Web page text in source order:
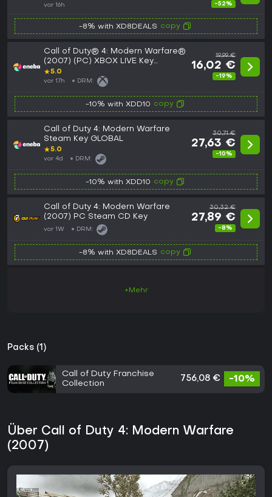
vor 16h -52%
-8% with XD8DEALS copy
Call of Duty® 4: Modern Warfare®
(2007) (PC) XBOX LIVE Key
EUROPE
★5.0
vor 17h DRM:
19,99 €
16,02 €
-19%
-10% with XDD10 copy
Call of Duty 4: Modern Warfare
Steam Key GLOBAL
★5.0
vor 4d DRM:
30,71 €
27,63 €
-10%
-10% with XDD10 copy
Call of Duty 4: Modern Warfare
(2007) PC Steam CD Key
vor 1W DRM:
30,32 €
27,89 €
-8%
-8% with XD8DEALS copy
+Mehr
Packs (1)
Call of Duty Franchise
Collection
756,08 € -10%
Über Call of Duty 4: Modern Warfare
(2007)